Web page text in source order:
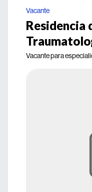
Vacante
Residencia
Vacante para